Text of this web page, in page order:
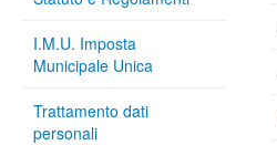
I.M.U. Imposta
Municipale Unica
Trattamento dati
personali